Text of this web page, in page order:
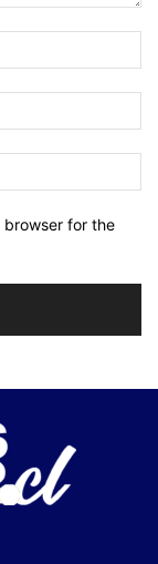
browser for the